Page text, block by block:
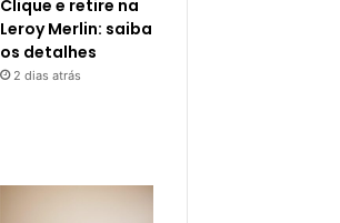
Clique e retire na
Leroy Merlin: saiba
os detalhes
2 dias atrás